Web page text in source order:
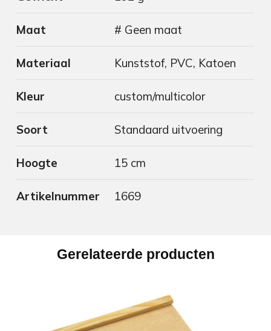
Maat # Geen maat
Materiaal Kunststof, PVC, Katoen
Kleur custom/multicolor
Soort Standaard uitvoering
Hoogte 15 cm
Artikelnummer 1669
Gerelateerde producten